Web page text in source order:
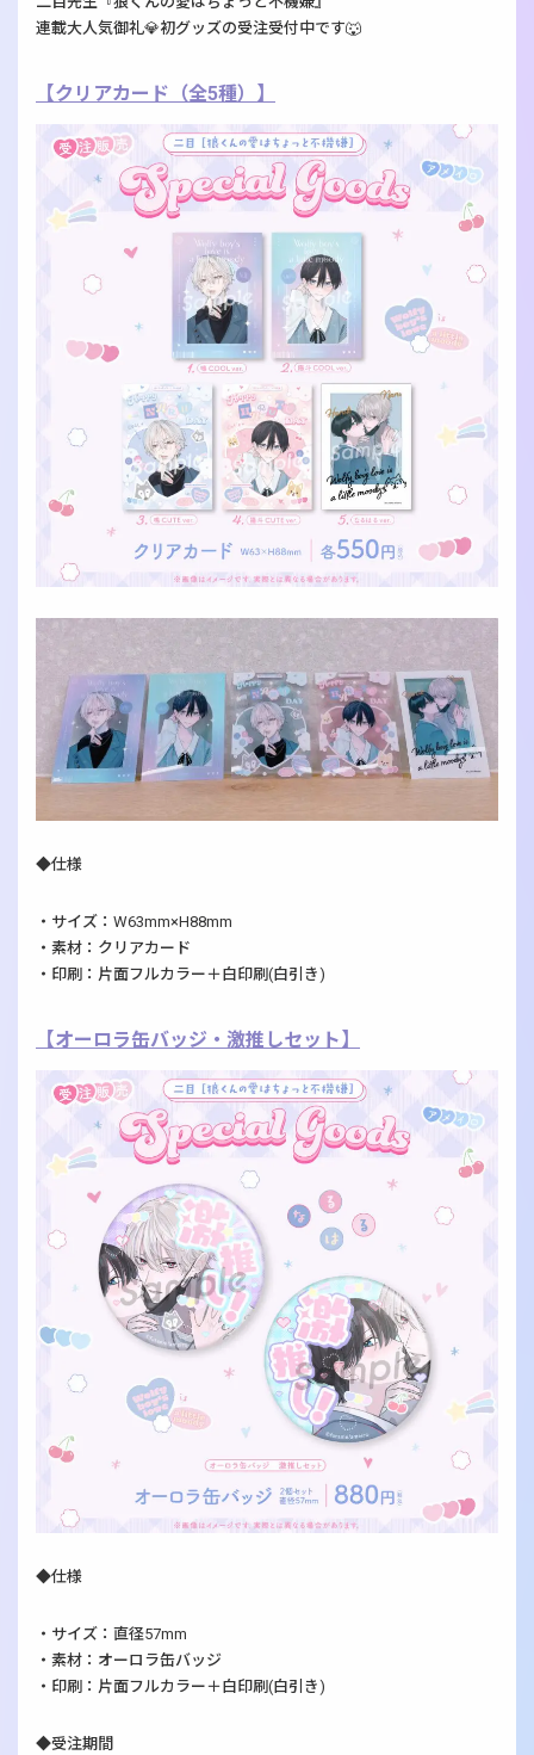
連載大人気御礼💎初グッズの受注受付中です🐺
【クリアカード（全5種）】
◆仕様
・サイズ：W63mm×H88mm
・素材：クリアカード
・印刷：片面フルカラー＋白印刷(白引き)
【オーロラ缶バッジ・激推しセット】
◆仕様
・サイズ：直径57mm
・素材：オーロラ缶バッジ
・印刷：片面フルカラー＋白印刷(白引き)
◆受注期間